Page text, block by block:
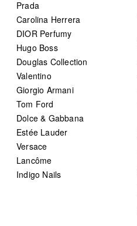
Prada
Carolina Herrera
DIOR Perfumy
Hugo Boss
Douglas Collection
Valentino
Giorgio Armani
Tom Ford
Dolce & Gabbana
Estée Lauder
Versace
Lancôme
Indigo Nails